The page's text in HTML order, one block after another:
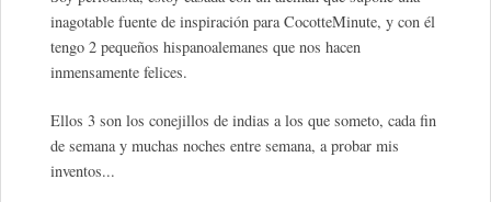
inagotable fuente de inspiración para CocotteMinute, y con él
tengo 2 pequeños hispanoalemanes que nos hacen
inmensamente felices.
Ellos 3 son los conejillos de indias a los que someto, cada fin
de semana y muchas noches entre semana, a probar mis
inventos...